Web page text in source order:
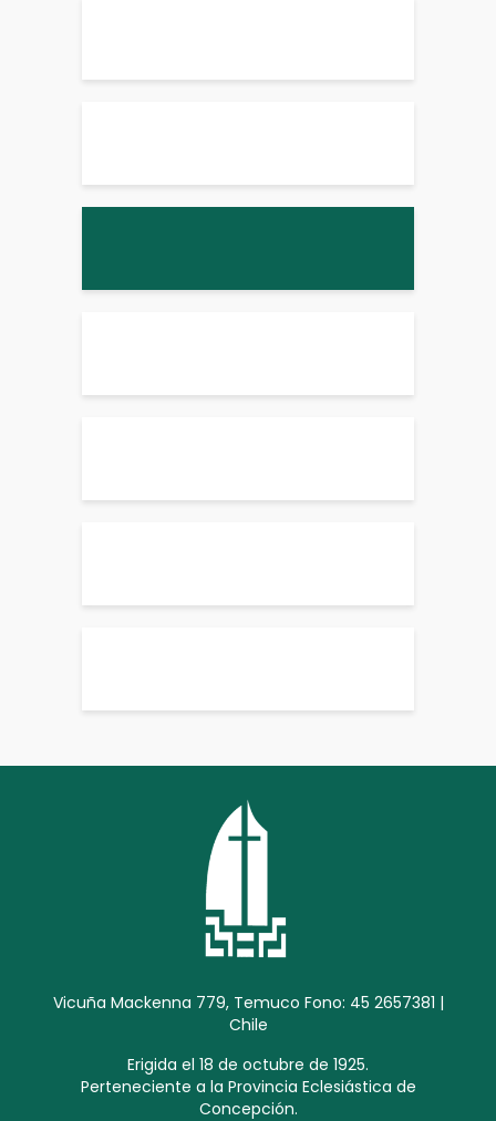
Vicuña Mackenna 779, Temuco Fono: 45 2657381 |
Chile
Erigida el 18 de octubre de 1925.
Perteneciente a la Provincia Eclesiástica de
Concepción.